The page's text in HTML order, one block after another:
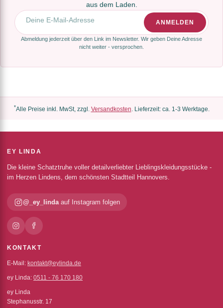
aus dem Laden.
E-Mail-Adresse
ANMELDEN
Abmeldung jederzeit über den Link im Newsletter. Wir geben Deine Adresse
nicht weiter - versprochen.
*Alle Preise inkl. MwSt, zzgl. Versandkosten. Lieferzeit: ca. 1-3 Werktage.
EY LINDA
Die kleine Schatztruhe voller detailverliebter Lieblingskleidungsstücke -
im Herzen Lindens, dem schönsten Stadtteil Hannovers.
@_ey_lindaauf Instagram folgen
KONTAKT
E-Mail: kontakt@eylinda.de
ey Linda: 0511 - 76 170 180
ey Linda
Stephanusstr. 17